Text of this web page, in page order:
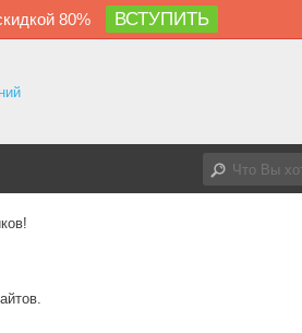
80% ВСТУПИТЬ